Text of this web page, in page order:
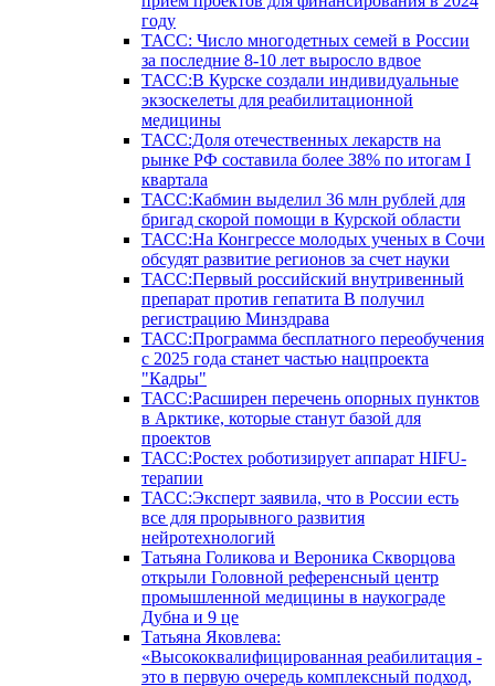
году
ТАСС: Число многодетных семей в России
за последние 8-10 лет выросло вдвое
ТАСС:В Курске создали индивидуальные
экзоскелеты для реабилитационной
медицины
ТАСС:Доля отечественных лекарств на
рынке РФ составила более 38% по итогам I
квартала
ТАСС:Кабмин выделил 36 млн рублей для
бригад скорой помощи в Курской области
ТАСС:На Конгрессе молодых ученых в Сочи
обсудят развитие регионов за счет науки
ТАСС:Первый российский внутривенный
препарат против гепатита В получил
регистрацию Минздрава
ТАСС:Программа бесплатного переобучения
с 2025 года станет частью нацпроекта
"Кадры"
ТАСС:Расширен перечень опорных пунктов
в Арктике, которые станут базой для
проектов
ТАСС:Ростех роботизирует аппарат HIFU-
терапии
ТАСС:Эксперт заявила, что в России есть
все для прорывного развития
нейротехнологий
Татьяна Голикова и Вероника Скворцова
открыли Головной референсный центр
промышленной медицины в наукограде
Дубна и 9 це
Татьяна Яковлева:
«Высококвалифицированная реабилитация -
это в первую очередь комплексный подход,